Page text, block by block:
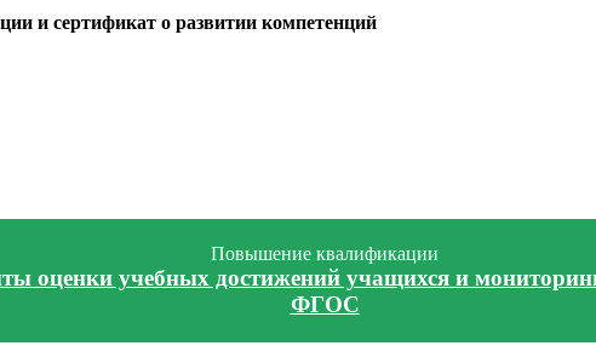
и сертификат о развитии компетенций
Повышение квалификации
оценки учебных достижений учащихся и
ФГОС